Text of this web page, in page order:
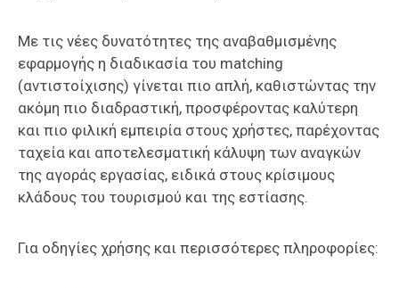
Με τις νέες δυνατότητες της αναβαθμισμένης
εφαρμογής η διαδικασία του matching
(αντιστοίχισης) γίνεται πιο απλή, καθιστώντας την
ακόμη πιο διαδραστική, προσφέροντας καλύτερη
και πιο φιλική εμπειρία στους χρήστες, παρέχοντας
ταχεία και αποτελεσματική κάλυψη των αναγκών
της αγοράς εργασίας, ειδικά στους κρίσιμους
κλάδους του τουρισμού και της εστίασης.
Για οδηγίες χρήσης και περισσότερες πληροφορίες: